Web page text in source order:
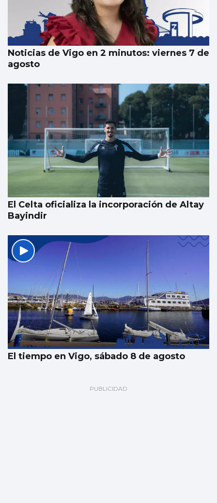
Luz verde definitiva al vial de acceso para
el CEIP Párroco Don Camilo
Noticias de Vigo en 2 minutos: viernes 7 de
agosto
El Celta oficializa la incorporación de Altay
Bayindir
El tiempo en Vigo, sábado 8 de agosto